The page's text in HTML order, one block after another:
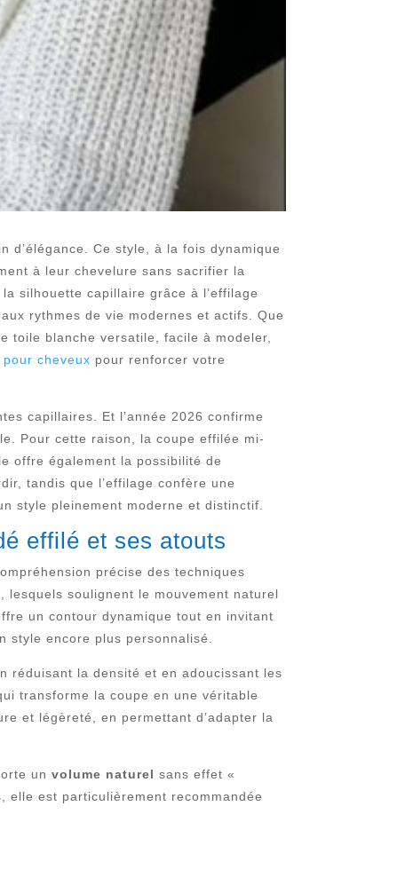
d’élégance. Ce style, à la fois dynamique
à leur chevelure sans sacrifier la
silhouette capillaire grâce à l’effilage
rythmes de vie modernes et actifs. Que
toile blanche versatile, facile à modeler,
cheveux pour renforcer votre
capillaires. Et l’année 2026 confirme
Pour cette raison, la coupe effilée mi-
offre également la possibilité de
tandis que l’effilage confère une
style pleinement moderne et distinctif.
effilé et ses atouts
précise des techniques
lesquels soulignent le mouvement naturel
un contour dynamique tout en invitant
style encore plus personnalisé.
réduisant la densité et en adoucissant les
transforme la coupe en une véritable
et légèreté, en permettant d’adapter la
unvolume naturel sans effet «
est particulièrement recommandée